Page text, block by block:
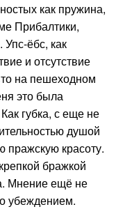
как пружина,
Прибалтики,
Упс-ёбс, как
и отсутствие
на пешеходном
это была
губка, с еще не
душой
красоту.
бражкой
Мнение ещё не
убеждением.